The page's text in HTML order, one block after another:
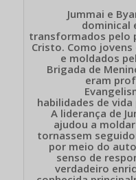
Jummai e
dominical
transformados pelo
Cristo. Como
e moldados
Brigada de
eram
habilidades de
A liderança de
ajudou a
tornassem
por meio do
senso de
verdadeiro